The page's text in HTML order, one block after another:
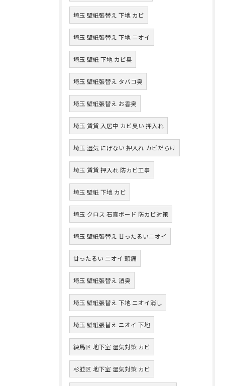
埼玉 壁紙張替え 下地 カビ
埼玉 壁紙張替え 下地 ニオイ
埼玉 壁紙 下地 カビ臭
埼玉 壁紙張替え タバコ臭
埼玉 壁紙張替え お香臭
埼玉 賃貸 入居中 カビ臭い 押入れ
埼玉 湿気 にげない 押入れ カビだらけ
埼玉 賃貸 押入れ 防カビ工事
埼玉 壁紙 下地 カビ
埼玉 クロス 石膏ボード 防カビ対策
埼玉 壁紙張替え 甘ったるいニオイ
甘ったるい ニオイ 頭痛
埼玉 壁紙張替え 消臭
埼玉 壁紙張替え 下地 ニオイ消し
埼玉 壁紙張替え ニオイ 下地
練馬区 地下室 湿気対策 カビ
杉並区 地下室 湿気対策 カビ